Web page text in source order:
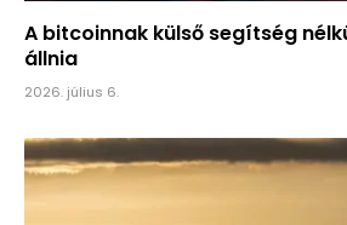
A bitcoinnak külső segítség
állnia
2026. július 6.